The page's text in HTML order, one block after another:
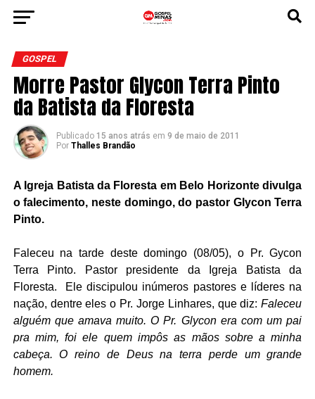
GOSPEL
Morre Pastor Glycon Terra Pinto
da Batista da Floresta
Publicado 15 anos atrás em 9 de maio de 2011
Por Thalles Brandão
A Igreja Batista da Floresta em Belo Horizonte divulga
o falecimento, neste domingo, do pastor Glycon Terra
Pinto.
Faleceu na tarde deste domingo (08/05), o Pr. Gycon
Terra Pinto. Pastor presidente da Igreja Batista da
Floresta. Ele discipulou inúmeros pastores e líderes na
nação, dentre eles o Pr. Jorge Linhares, que diz:Faleceu
alguém que amava muito. O Pr. Glycon era com um pai
pra mim, foi ele quem impôs as mãos sobre a minha
cabeça. O reino de Deus na terra perde um grande
homem.